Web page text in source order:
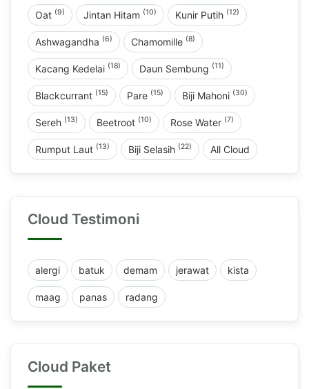
Oat (9) Jintan Hitam (10) Kunir Putih (12)
Ashwagandha (6) Chamomille (8)
Kacang Kedelai (18) Daun Sembung (11)
Blackcurrant (15) Pare (15) Biji Mahoni (30)
Sereh (13) Beetroot (10) Rose Water (7)
Rumput Laut (13) Biji Selasih (22) All Cloud
Cloud Testimoni
alergi batuk demam jerawat kista
maag panas radang
Cloud Paket